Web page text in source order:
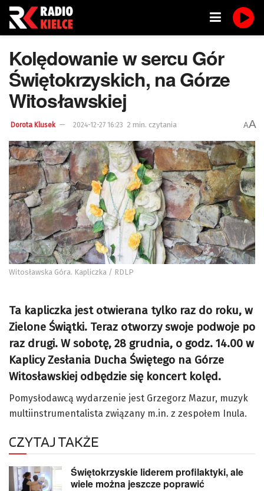
Kolędowanie w sercu Gór
Świętokrzyskich, na Górze
Witosławskiej
Dorota Klusek 2024-12-27 16:23 2 min. czytania AA
Witosławska Góra. Kapliczka / RDLP
Ta kapliczka jest otwierana tylko raz do roku, w
Zielone Świątki. Teraz otworzy swoje podwoje po
raz drugi. W sobotę, 28 grudnia, o godz. 14.00 w
Kaplicy Zesłania Ducha Świętego na Górze
Witosławskiej odbędzie się koncert kolęd.
Pomysłodawcą wydarzenie jest Grzegorz Mazur, muzyk
multiinstrumentalista związany m.in. z zespołem Inula.
CZYTAJ TAKŻE
Świętokrzyskie liderem profilaktyki, ale
wiele można jeszcze poprawić